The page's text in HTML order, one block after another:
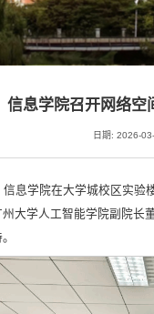
信息学院召开网络空
日期: 2026-
信息学院在大学城校区实
大学人工智能学院副院长